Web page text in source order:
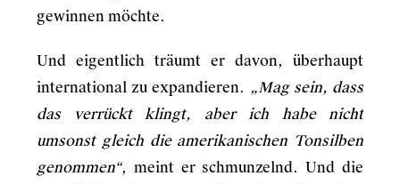
gewinnen möchte.
Und eigentlich träumt er davon, überhaupt
international zu expandieren. „Mag sein, dass
das verrückt klingt, aber ich habe nicht
umsonst gleich die amerikanischen Tonsilben
genommen“, meint er schmunzelnd. Und die